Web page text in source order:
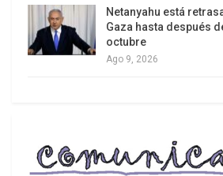
Netanyahu está
Gaza hasta después
octubre
Ago 9, 2026